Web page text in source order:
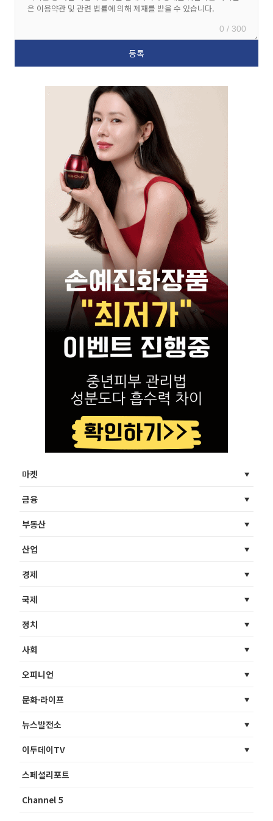
0 / 300
마켓
금융
부동산
산업
경제
국제
정치
사회
오피니언
문화·라이프
뉴스발전소
이투데이TV
스페셜리포트
Channel 5